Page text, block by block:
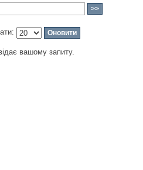
вашому запиту.